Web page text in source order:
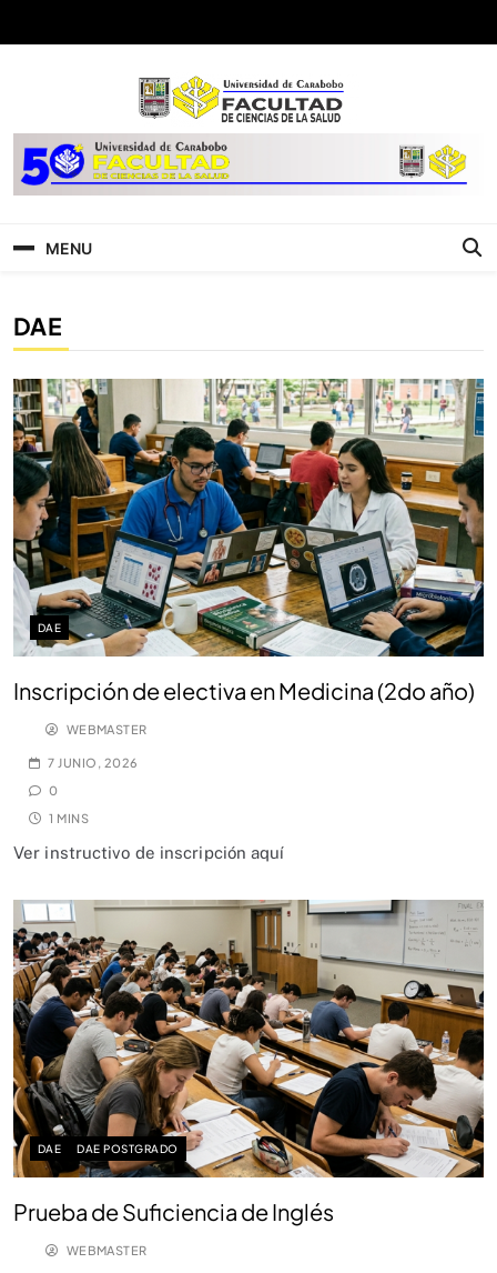
FCS
Facultad de Ciencias de la Salud
MENU
DAE
DAE
Inscripción de electiva en Medicina (2do año)
WEBMASTER
7 JUNIO, 2026
0
1 MINS
Ver instructivo de inscripción aquí
DAE DAE POSTGRADO
Prueba de Suficiencia de Inglés
WEBMASTER